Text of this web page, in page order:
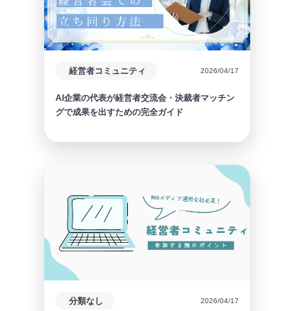
経営者コミュニティ 2026/04/17
AI企業の代表が経営者交流会・決裁者マッチン
グで成果を出すための完全ガイド
分類なし 2026/04/17